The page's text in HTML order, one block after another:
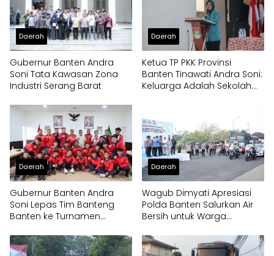
Daerah
Gubernur Banten Andra
Soni Tata Kawasan Zona
Industri Serang Barat
Daerah
Ketua TP PKK Provinsi
Banten Tinawati Andra Soni:
Keluarga Adalah Sekolah
Daerah
Gubernur Banten Andra
Soni Lepas Tim Banteng
Banten ke Turnamen
Daerah
Wagub Dimyati Apresiasi
Polda Banten Salurkan Air
Bersih untuk Warga